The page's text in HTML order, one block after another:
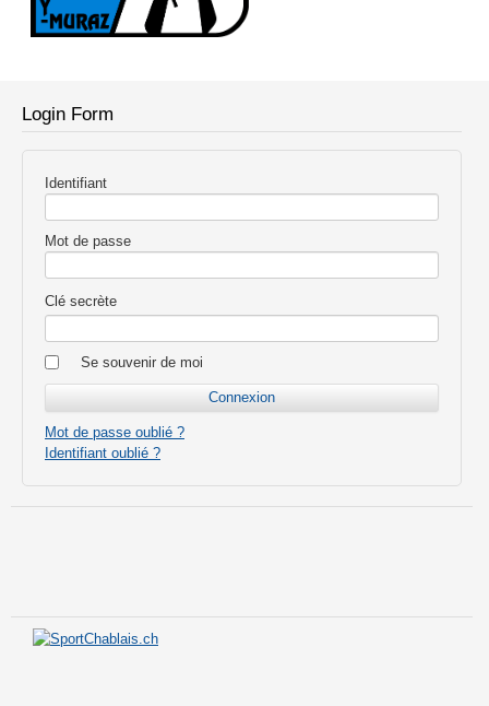
Login Form
Identifiant
Mot de passe
Clé secrète
Se souvenir de moi
Mot de passe oublié ?
Identifiant oublié ?